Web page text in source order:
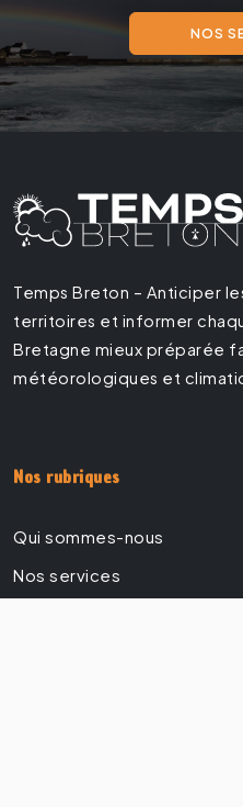
NOS
Temps Breton – Anticiper
territoires et informer
Bretagne mieux préparée
météorologiques et
Nos rubriques
Qui sommes-nous
Nos services